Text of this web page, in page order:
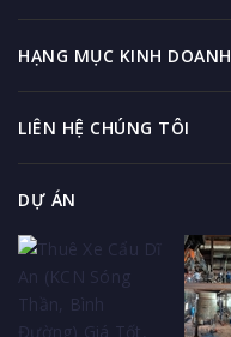
HẠNG MỤC KINH DOANH
LIÊN HỆ CHÚNG TÔI
DỰ ÁN